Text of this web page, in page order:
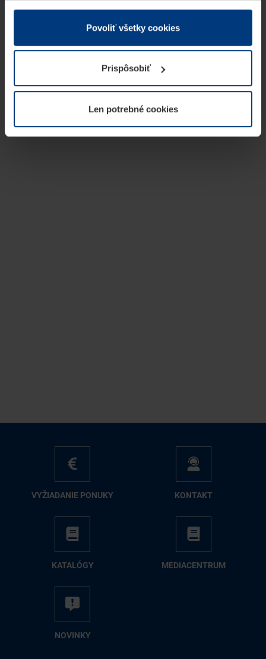
v rámci Vášho využívania služieb.
Z právneho hľadiska môžeme cookies ukladať na Vašom
prevádzku tejto stránky. Pre všetky ostatné typy cookie
potrebujeme Vaše povolenie. Vaše povolenie môžete
kedykoľvek zmeniť alebo odvolať vo vysvetlení cookie
našej webovej stránky.
Povoliť všetky cookies
Prispôsobiť
Len potrebné cookies
VY­ŽIA­DA­NIE PO­NU­KY KON­TAKT
KA­TA­LÓ­GY ME­DIA­CEN­TRUM
NO­VIN­KY